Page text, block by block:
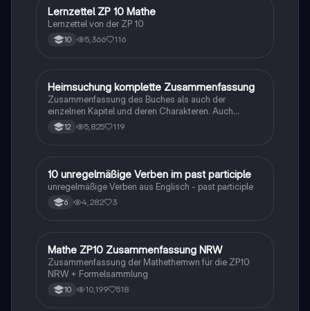
Mathe
Lernzettel ZP 10 Mathe
Lernzettel von der ZP 10
10 5,366 116
Deutsch
Heimsuchung komplette Zusammenfassung
Zusammenfassung des Buches als auch der
einzelnen Kapitel und deren Charakteren. Auch
tabellarisch. Im Unterricht ohne KI erstellt
12 5,825 119
1 Englisch
10 unregelmäßige Verben im past participle
unregelmäßige Verben aus Englisch - past participle
6 4,282 3
Mathe
Mathe ZP10 Zusammenfassung NRW
Zusammenfassung der Mathethemwn für die ZP10
NRW + Formelsammlung
10 10,199 518